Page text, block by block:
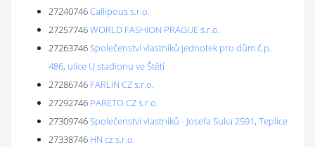
27240746Callipous s.r.o.
27257746WORLD FASHION PRAGUE s.r.o.
27263746Společenství vlastníků jednotek pro dům č.p.
486, ulice U stadionu ve Štětí
27286746 FARLIN CZ s.r.o.
27292746 PARETO CZ s.r.o.
27309746Společenství vlastníků - Josefa Suka 2591, Teplice
27338746 HN cz s.r.o.